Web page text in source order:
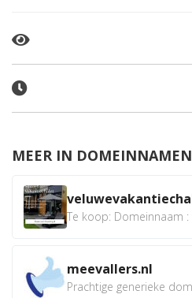
MEER IN DOMEINNAMEN
meevallers.nl